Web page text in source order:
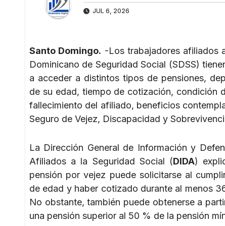
JUL 6, 2026
Santo Domingo. -Los trabajadores afiliados
Dominicano de Seguridad Social (SDSS)
a acceder a distintos tipos de pensiones,
de su edad, tiempo de cotización, condición
fallecimiento del afiliado, beneficios
Seguro de Vejez, Discapacidad y
La Dirección General de Información y
Afiliados a la Seguridad Social (DIDA)
pensión por vejez puede solicitarse al
de edad y haber cotizado durante al menos
No obstante, también puede obtenerse a
una pensión superior al 50 % de la pensión